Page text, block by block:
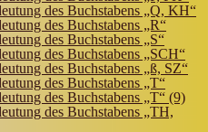
des Buchstabens „Q, KH“
des Buchstabens „R“
des Buchstabens „S“
des Buchstabens „SCH“
des Buchstabens „ß, SZ“
des Buchstabens „T“
des Buchstabens „T“ (9)
des Buchstabens „TH,